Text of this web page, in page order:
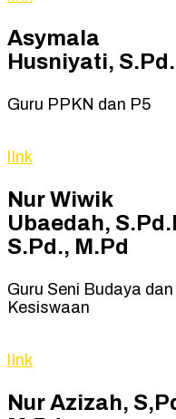
Asymala
Husniyati, S.Pd.
Guru PPKN dan P5
lInk
Nur Wiwik
Ubaedah,
S.Pd., M.Pd
Guru Seni Budaya dan
Kesiswaan
lInk
Nur Azizah,